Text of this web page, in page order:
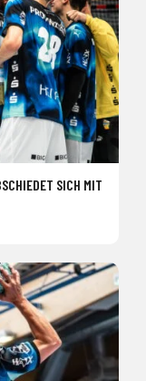
SICH MIT